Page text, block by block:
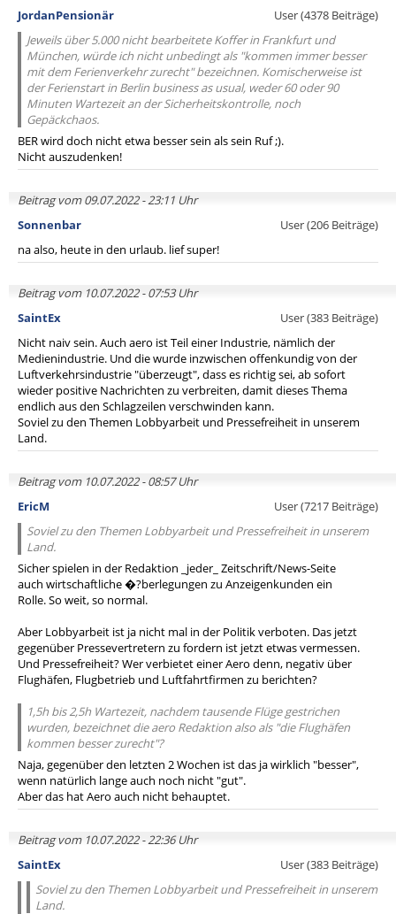
JordanPensionär
User (4378 Beiträge)
Jeweils über 5.000 nicht bearbeitete Koffer in Frankfurt und
München, würde ich nicht unbedingt als "kommen immer besser
mit dem Ferienverkehr zurecht" bezeichnen. Komischerweise ist
der Ferienstart in Berlin business as usual, weder 60 oder 90
Minuten Wartezeit an der Sicherheitskontrolle, noch
Gepäckchaos.
BER wird doch nicht etwa besser sein als sein Ruf ;).
Nicht auszudenken!
Beitrag vom 09.07.2022 - 23:11 Uhr
Sonnenbar
User (206 Beiträge)
na also, heute in den urlaub. lief super!
Beitrag vom 10.07.2022 - 07:53 Uhr
SaintEx
User (383 Beiträge)
Nicht naiv sein. Auch aero ist Teil einer Industrie, nämlich der
Medienindustrie. Und die wurde inzwischen offenkundig von der
Luftverkehrsindustrie "überzeugt", dass es richtig sei, ab sofort
wieder positive Nachrichten zu verbreiten, damit dieses Thema
endlich aus den Schlagzeilen verschwinden kann.
Soviel zu den Themen Lobbyarbeit und Pressefreiheit in unserem
Land.
Beitrag vom 10.07.2022 - 08:57 Uhr
EricM
User (7217 Beiträge)
Soviel zu den Themen Lobbyarbeit und Pressefreiheit in unserem
Land.
Sicher spielen in der Redaktion _jeder_ Zeitschrift/News-Seite
auch wirtschaftliche �?berlegungen zu Anzeigenkunden ein
Rolle. So weit, so normal.
Aber Lobbyarbeit ist ja nicht mal in der Politik verboten. Das jetzt
gegenüber Pressevertretern zu fordern ist jetzt etwas vermessen.
Und Pressefreiheit? Wer verbietet einer Aero denn, negativ über
Flughäfen, Flugbetrieb und Luftfahrtfirmen zu berichten?
1,5h bis 2,5h Wartezeit, nachdem tausende Flüge gestrichen
wurden, bezeichnet die aero Redaktion also als "die Flughäfen
kommen besser zurecht"?
Naja, gegenüber den letzten 2 Wochen ist das ja wirklich "besser",
wenn natürlich lange auch noch nicht "gut".
Aber das hat Aero auch nicht behauptet.
Beitrag vom 10.07.2022 - 22:36 Uhr
SaintEx
User (383 Beiträge)
Soviel zu den Themen Lobbyarbeit und Pressefreiheit in unserem
Land.